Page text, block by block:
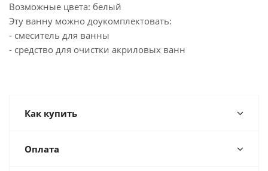
Возможные цвета: белый
Эту ванну можно доукомплектовать:
- смеситель для ванны
- средство для очистки акриловых ванн
Как купить
Оплата